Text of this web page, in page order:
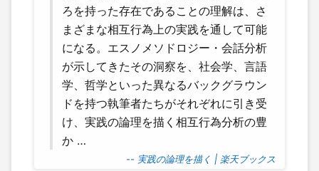
ろを持った存在であることの理解は、さ
まざまな相互行為上の実践を通して可能
になる。エスノメソドロジー・会話分析
が示してきたその洞察を、社会学、言語
学、哲学といった異なるバックグラウン
ドを持つ執筆者たちがそれぞれに引き受
け、実践の論理を描く相互行為分析の豊
か …
-- 実践の論理を描く | 楽天ブックス